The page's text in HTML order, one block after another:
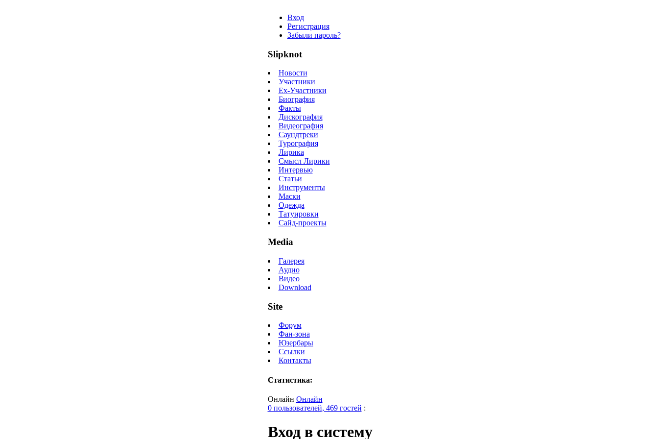
Вход
Регистрация
Забыли пароль?
Slipknot
Новости
Участники
Ex-Участники
Биография
Факты
Дискография
Видеография
Саундтреки
Турография
Лирика
Смысл Лирики
Интервью
Статьи
Инструменты
Маски
Одежда
Татуировки
Сайд-проекты
Media
Галерея
Аудио
Видео
Download
Site
Форум
Фан-зона
Юзербары
Ссылки
Контакты
Статистика:
Онлайн Онлайн
0 пользователей, 469 гостей :
Вход в систему